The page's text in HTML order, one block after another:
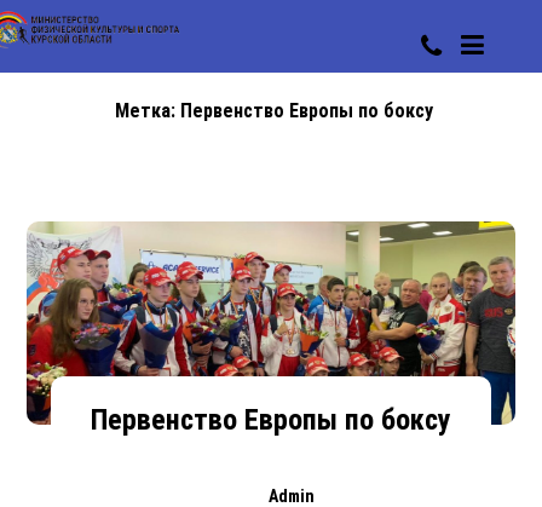
Метка: Первенство Европы по боксу
Первенство Европы по боксу
Admin